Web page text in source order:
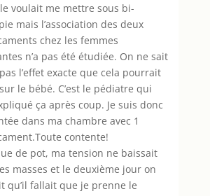
voulait me mettre sous bi-
mais l’association des deux
chez les femmes
n’a pas été étudiée. On ne sait
l’effet exacte que cela pourrait
le bébé. C’est le pédiatre qui
ça après coup. Je suis donc
dans ma chambre avec 1
contente!
de pot, ma tension ne baissait
masses et le deuxième jour on
qu’il fallait que je prenne le